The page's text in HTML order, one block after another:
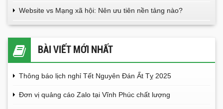
Website vs Mạng xã hội: Nên ưu tiên nền tảng nào?
BÀI VIẾT MỚI NHẤT
Thông báo lịch nghỉ Tết Nguyên Đán Ất Tỵ 2025
Đơn vị quảng cáo Zalo tại Vĩnh Phúc chất lượng